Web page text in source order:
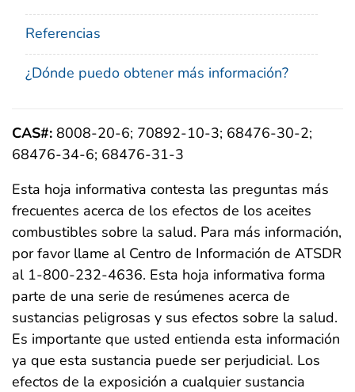
Referencias
¿Dónde puedo obtener más información?
CAS#: 8008-20-6; 70892-10-3; 68476-30-2;
68476-34-6; 68476-31-3
Esta hoja informativa contesta las preguntas más
frecuentes acerca de los efectos de los aceites
combustibles sobre la salud. Para más información,
por favor llame al Centro de Información de ATSDR
al 1-800-232-4636. Esta hoja informativa forma
parte de una serie de resúmenes acerca de
sustancias peligrosas y sus efectos sobre la salud.
Es importante que usted entienda esta información
ya que esta sustancia puede ser perjudicial. Los
efectos de la exposición a cualquier sustancia